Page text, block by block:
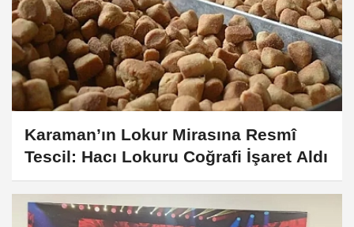
Karaman’ın Lokur Mirasına Resmî
Tescil: Hacı Lokuru Coğrafi İşaret Aldı